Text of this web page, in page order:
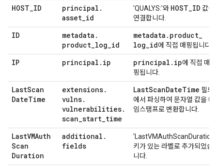
HOST_ID principal .
asset_id
'QUALYS:'와 HOST_ID 값을
연결합니다.
ID metadata .
product_log_id
metadata . product_
log_id에 직접 매핑됩니다.
IP principal . ip principal . ip에 직접 매
핑됩니다.
LastScan
DateTime
extensions.
vulns.
vulnerabilities.
scan_start_time
LastScanDateTime 필드
에서 파싱하여 문자열 값을 타
임스탬프로 변환합니다.
LastVMAuth
Scan
Duration
additional .
fields
'LastVMAuthScanDuration'
키가 있는 라벨로 추가되었습
니다.